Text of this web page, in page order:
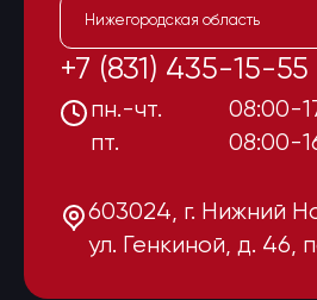
Нижегородская область
+7 (831) 435-15-55
пн.-чт.
пт.
08:00-
08:00-
603024, г. Нижний
ул. Генкиной, д. 46,